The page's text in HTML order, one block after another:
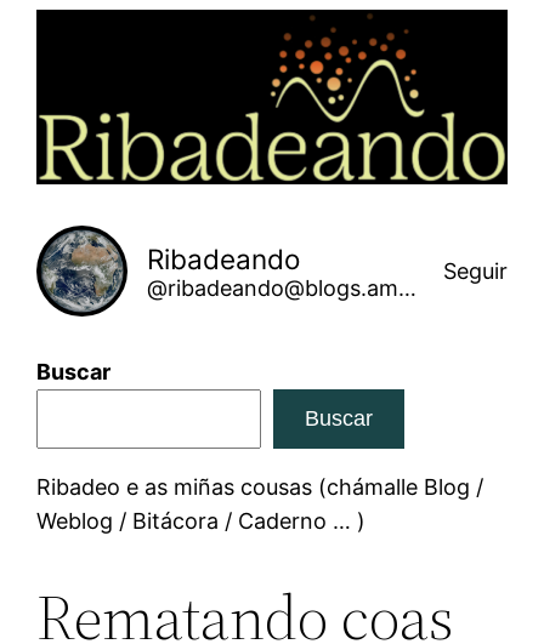
Ribadeando
@ribadeando@blogs.amarinha.gal
Seguir
Buscar
Buscar
Ribadeo e as miñas cousas (chámalle Blog /
Weblog / Bitácora / Caderno … )
Rematando coas